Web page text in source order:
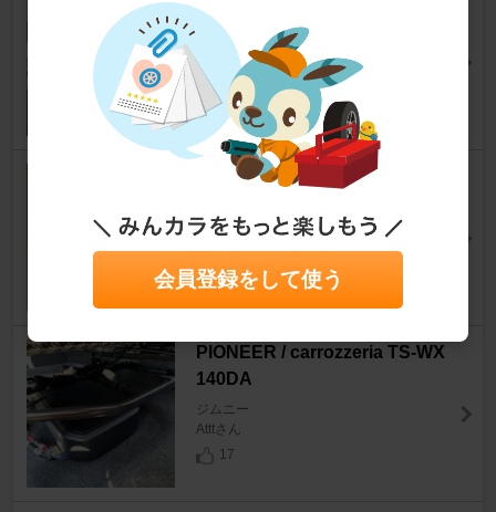
ジムニー
マヨイガさん
25
不明 電源取り出しコネクター
Nooobさん
76
PIONEER / carrozzeria TS-WX
140DA
ジムニー
Atttさん
17
会員登録をして使う